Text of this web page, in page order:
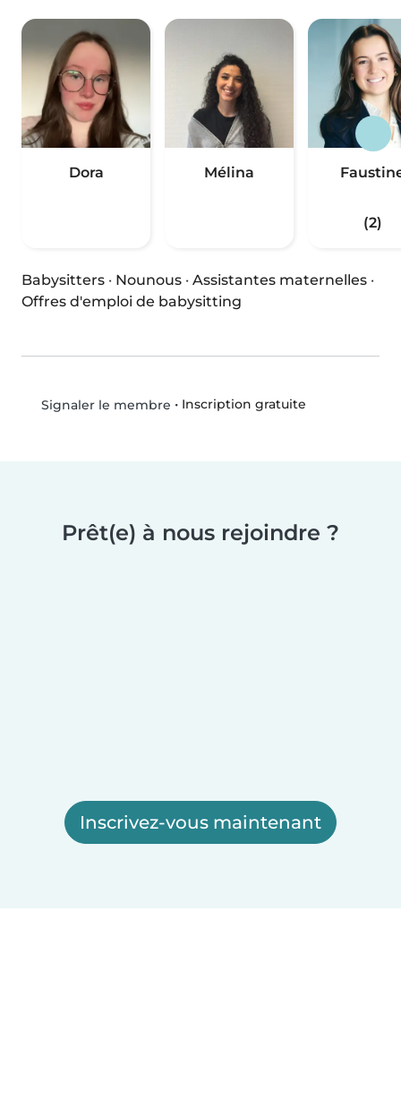
Dora Mélina
(2)
Babysitters · Nounous · Assistantes maternelles ·
Offres d'emploi de babysitting
Signaler le membre • Inscription gratuite
Prêt(e) à nous rejoindre ?
Inscrivez-vous maintenant